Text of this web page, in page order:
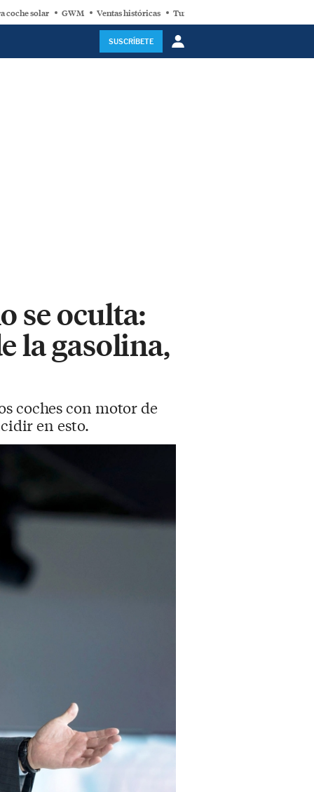
coche solar GWM Ventas históricas Turbina eólica
SUSCRÍBETE
se oculta:
la gasolina,
coches con motor de
en esto.